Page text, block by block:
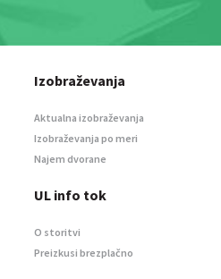
Izobraževanja
Aktualna izobraževanja
Izobraževanja po meri
Najem dvorane
UL info tok
O storitvi
Preizkusi brezplačno